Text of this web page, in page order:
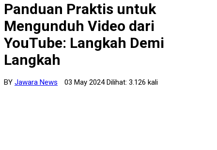
Panduan Praktis untuk
Mengunduh Video dari
YouTube: Langkah Demi
Langkah
BY Jawara News 03 May 2024 Dilihat: 3.126 kali